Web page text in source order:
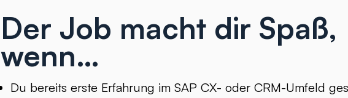
Der Job macht dir Spaß,
wenn…
Du bereits erste Erfahrung im SAP CX- oder CRM-Umfeld